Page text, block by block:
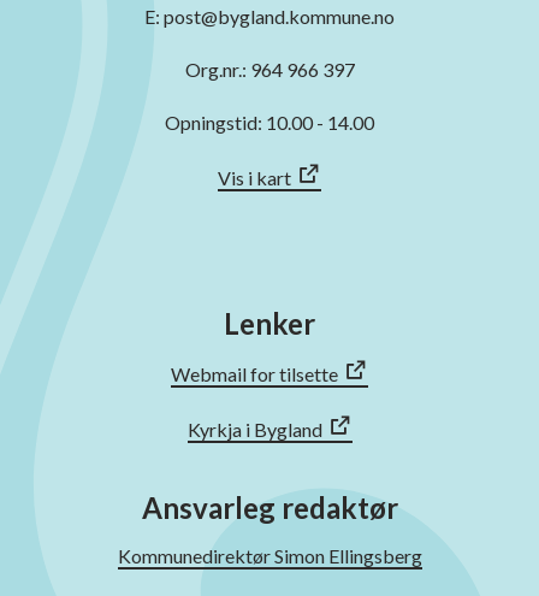
E: post@bygland.kommune.no
Org.nr.: 964 966 397
Opningstid: 10.00 - 14.00
Vis i kart
Lenker
Webmail for tilsette
Kyrkja i Bygland
Ansvarleg redaktør
Kommunedirektør Simon Ellingsberg